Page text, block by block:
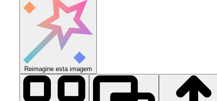
Reimagine esta imagem